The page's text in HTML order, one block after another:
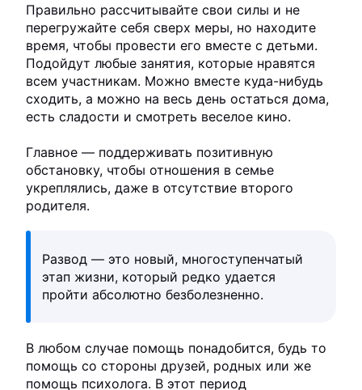
Правильно рассчитывайте свои силы и не
перегружайте себя сверх меры, но находите
время, чтобы провести его вместе с детьми.
Подойдут любые занятия, которые нравятся
всем участникам. Можно вместе куда-нибудь
сходить, а можно на весь день остаться дома,
есть сладости и смотреть веселое кино.
Главное — поддерживать позитивную
обстановку, чтобы отношения в семье
укреплялись, даже в отсутствие второго
родителя.
Развод — это новый, многоступенчатый
этап жизни, который редко удается
пройти абсолютно безболезненно.
В любом случае помощь понадобится, будь то
помощь со стороны друзей, родных или же
помощь психолога. В этот период